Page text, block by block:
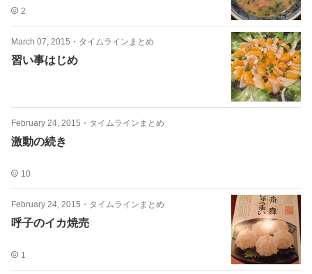
2
March 07, 2015 ・ タイムラインまとめ
習い事はじめ
February 24, 2015 ・ タイムラインまとめ
激動の続き
10
February 24, 2015 ・ タイムラインまとめ
呼子のイカ焼売
1